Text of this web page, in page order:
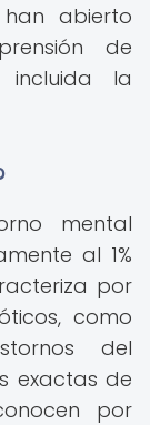
abierto
de
incluida la
mental
al 1%
por
como
del
exactas de
por